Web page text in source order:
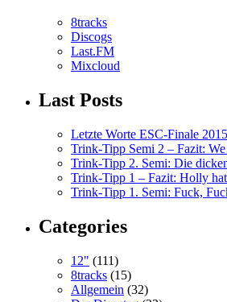
8tracks
Discogs
Last.FM
Mixcloud
Last Posts
Letzte Worte ESC-Finale
Trink-Tipp Semi 2 – Fazit:
Trink-Tipp 2. Semi: Die
Trink-Tipp 1 – Fazit: Holly
Trink-Tipp 1. Semi: Fuck,
Categories
12" (111)
8tracks (15)
Allgemein (32)